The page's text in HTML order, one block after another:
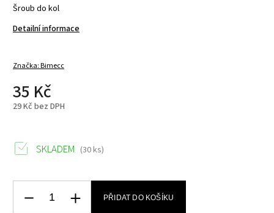
Šroub do kol
Detailní informace
Značka:Bimecc
35 Kč
29 Kč bez DPH
SKLADEM (30 ks)
PŘIDAT DO KOŠÍKU